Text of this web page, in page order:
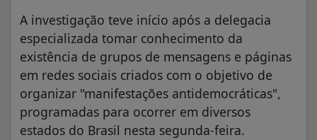
A investigação teve início após a delegacia
especializada tomar conhecimento da
existência de grupos de mensagens e páginas
em redes sociais criados com o objetivo de
organizar "manifestações antidemocráticas",
programadas para ocorrer em diversos
estados do Brasil nesta segunda-feira.